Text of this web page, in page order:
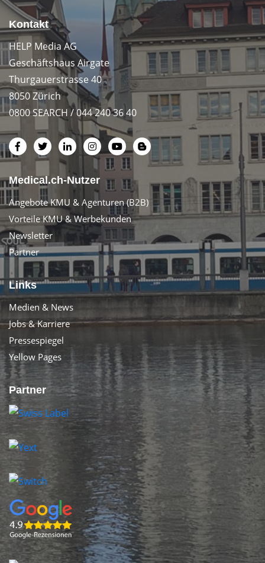
Kontakt
HELP Media AG
Geschäftshaus Airgate
Thurgauerstrasse 40
8050 Zürich
0800 SEARCH / 044 240 36 40
Medical.ch-Nutzer
Angebote KMU & Agenturen (B2B)
Vorteile KMU & Werbekunden
Newsletter
Partner
Links
Medien & News
Jobs & Karriere
Pressespiegel
Yellow Pages
Partner